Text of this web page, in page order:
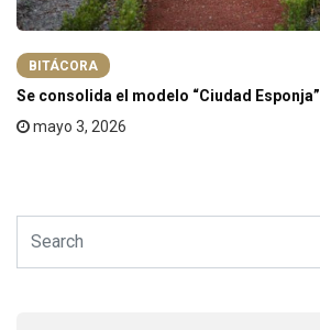
BITÁCORA
Se consolida el modelo “Ciudad Esponja”
mayo 3, 2026